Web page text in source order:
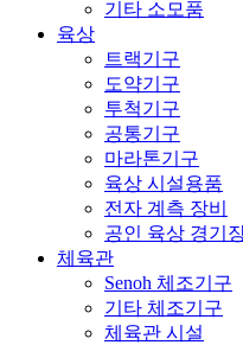
기타 소모품
육상
트랙기구
도약기구
투척기구
공통기구
마라톤기구
육상 시설용품
전자 계측 장비
공인 육상 경기
체육관
Senoh 체조기구
기타 체조기구
체육관 시설